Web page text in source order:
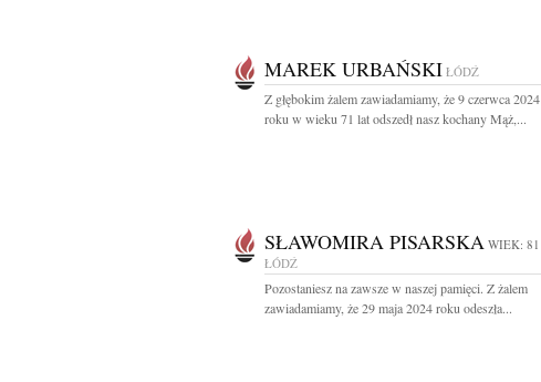
MAREK URBAŃSKI ŁÓDŹ
Z głębokim żalem zawiadamiamy, że 9 czerwca 2024
roku w wieku 71 lat odszedł nasz kochany Mąż,...
SŁAWOMIRA PISARSKA WIEK: 81
ŁÓDŹ
Pozostaniesz na zawsze w naszej pamięci. Z żalem
zawiadamiamy, że 29 maja 2024 roku odeszła...